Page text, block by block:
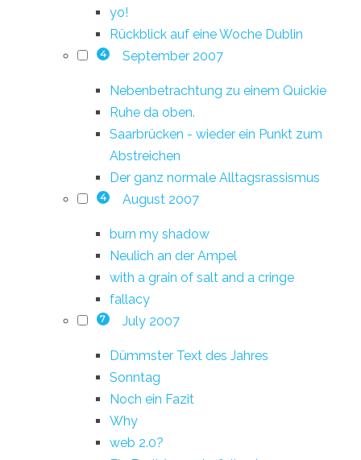
yo!
Rückblick auf eine Woche Dublin
4 September 2007
Nebenbetrachtung zu einem Quickie
Ruhe da oben.
Saarbrücken - wieder ein Punkt zum
Abstreichen
Der ganz normale Alltagsrassismus
4 August 2007
burn my shadow
Neulich an der Ampel
with a grain of salt and a cringe
fallacy
7 July 2007
Dümmster Text des Jahres
Sonntag
Noch ein Fazit
Why
web 2.0?